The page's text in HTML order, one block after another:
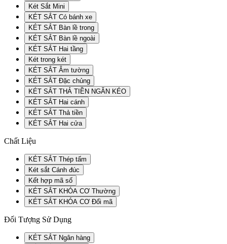
Két Sắt Mini
KÉT SẮT Có bánh xe
KÉT SẮT Bàn lề trong
KÉT SẮT Bàn lề ngoài
KÉT SẮT Hai tầng
Két trong két
KÉT SẮT Âm tường
KÉT SẮT Đặc chủng
KÉT SẮT THẢ TIỀN NGĂN KÉO
KÉT SẮT Hai cánh
KÉT SẮT Thả tiền
KÉT SẮT Hai cửa
Chất Liệu
KÉT SẮT Thép tấm
Két sắt Cánh đúc
Kết hợp mã số
KÉT SẮT KHÓA CƠ Thường
KÉT SẮT KHÓA CƠ Đổi mã
Đối Tượng Sử Dụng
KÉT SẮT Ngân hàng